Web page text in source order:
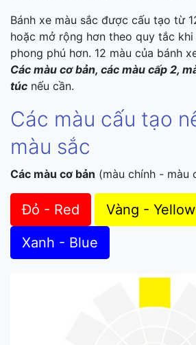
Bánh xe màu sắc được cấu tạo từ
hoặc mở rộng hơn theo quy tắc
phong phú hơn. 12 màu của bánh
Các màu cơ bản, các màu cấp 2,
túc nếu cần.
Các màu cấu tạo
màu sắc
Các màu cơ bản (màu chính - màu
Đỏ - Red
Vàng - Yellow
Xanh - Blue